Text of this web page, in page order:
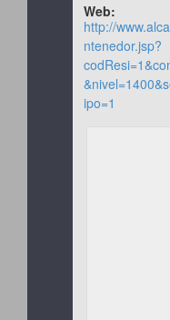
Web:
http://
ntenedor.jsp?
ipo=1